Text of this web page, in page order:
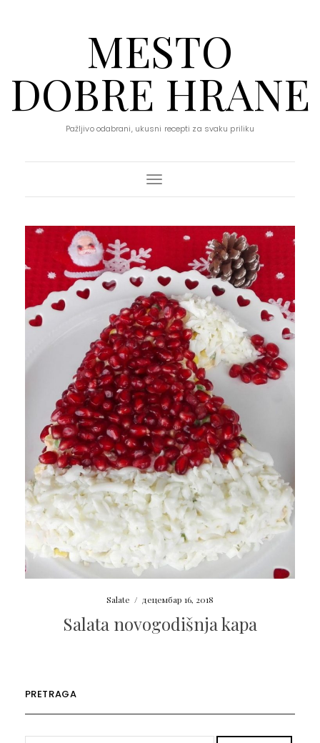
MESTO
DOBRE HRANE
Pažljivo odabrani, ukusni recepti za svaku priliku
Toggle Navigation
Salate / децембар 16, 2018
Salata novogodišnja kapa
PRETRAGA